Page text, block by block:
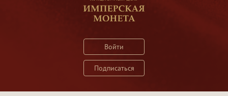
Войти
Подписаться